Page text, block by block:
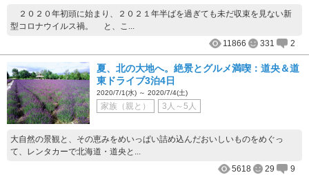
２０２０年初頭に始まり、２０２１年半ばを過ぎても未だ収束を見ない新
型コロナウイルス禍。 と、こ...
11866
331 2
夏、北の大地へ。絶景とグルメ満喫：道央＆道
東ドライブ3泊4日
2020/7/1(水) ～ 2020/7/4(土)
家族（親と） 3人～5人
大自然の景観と、その恵みをめいっぱい詰め込んだおいしいものをめぐっ
て、レンタカーで北海道・道央と...
5618
29 9